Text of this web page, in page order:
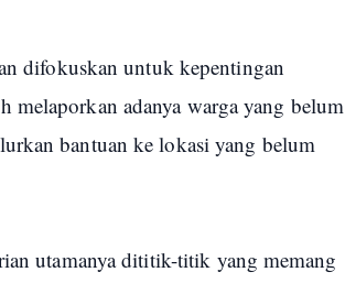
difokuskan untuk kepentingan
melaporkan adanya warga yang belum
bantuan ke lokasi yang belum
utamanya dititik-titik yang memang